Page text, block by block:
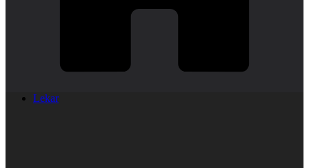
Lekar